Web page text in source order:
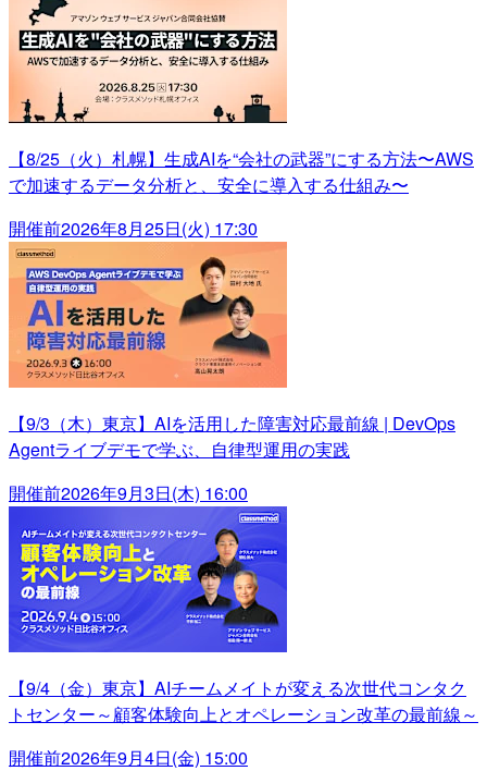
【8/25（火）札幌】生成AIを“会社の武器”にする方法〜AWS
で加速するデータ分析と、安全に導入する仕組み〜
開催前2026年8月25日(火) 17:30
【9/3（木）東京】AIを活用した障害対応最前線 | DevOps
Agentライブデモで学ぶ、自律型運用の実践
開催前2026年9月3日(木) 16:00
【9/4（金）東京】AIチームメイトが変える次世代コンタク
トセンター～顧客体験向上とオペレーション改革の最前線～
開催前2026年9月4日(金) 15:00